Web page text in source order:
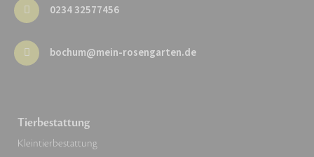
0234 32577456
bochum@mein-rosengarten.de
Tierbestattung
Kleintierbestattung